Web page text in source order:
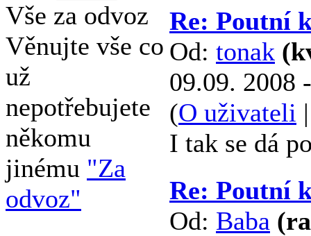
Vše za odvoz
Věnujte vše co
už
nepotřebujete
někomu
jinému "Za
odvoz"
Re: Poutní
Od: tonak
09.09. 2008
(O uživateli
I tak se dá
Re: Poutní
Od: Baba